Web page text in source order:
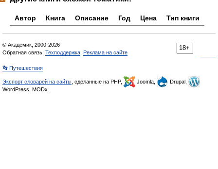
Автор Книга Описание Год Цена Тип книги
18+
© Академик, 2000-2026
Обратная связь: Техподдержка Реклама на сайте
👣 Путешествия
Экспорт словарей на сайты , сделанные на PHP, Joomla,
Drupal,
WordPress, MODx.